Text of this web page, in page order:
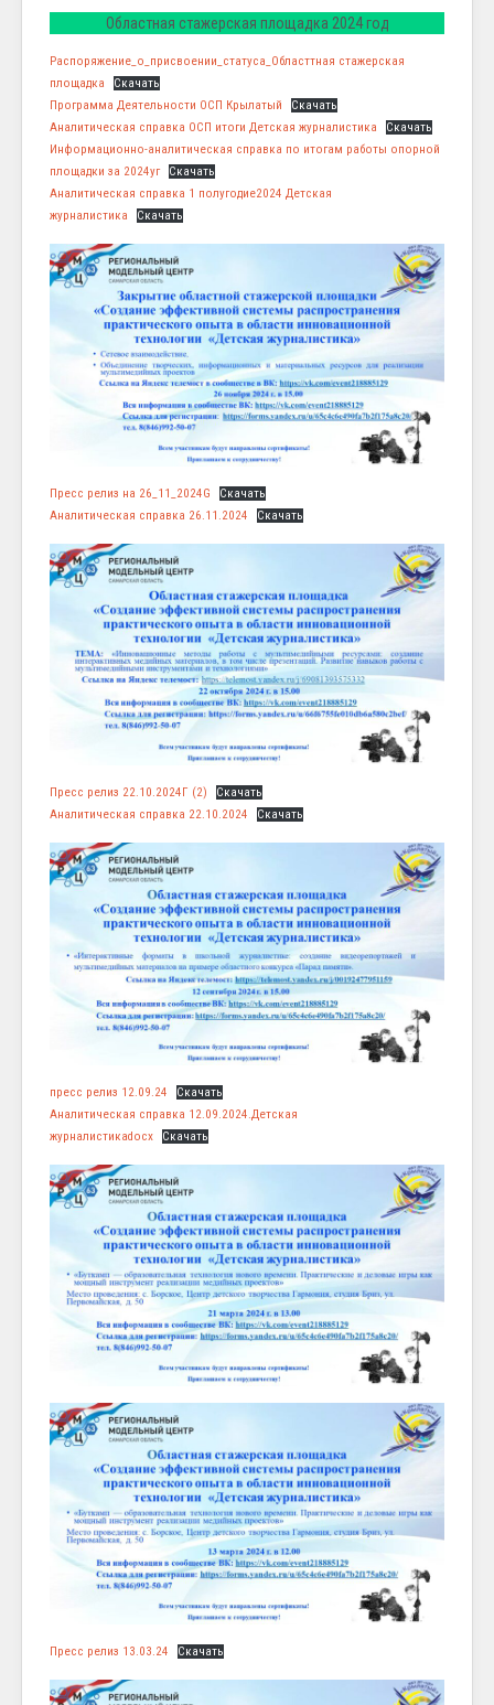
Областная стажерская площадка 2024 год
Распоряжение_о_присвоении_статуса_Областтная стажерская
площадка
Скачать
Программа Деятельности ОСП Крылатый
Скачать
Аналитическая справка ОСП итоги Детская журналистика
Скачать
Информационно-аналитическая справка по итогам работы опорной
площадки за 2024уг
Скачать
Аналитическая справка 1 полугодие2024 Детская
журналистика
Скачать
Пресс релиз на 26_11_2024G
Скачать
Аналитическая справка 26.11.2024
Скачать
Пресс релиз 22.10.2024Г (2)
Скачать
Аналитическая справка 22.10.2024
Скачать
пресс релиз 12.09.24
Скачать
Аналитическая справка 12.09.2024.Детская
журналистикаdocx
Скачать
Пресс релиз 13.03.24 Скачать